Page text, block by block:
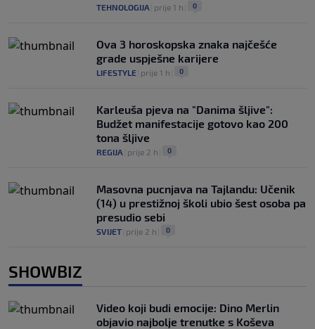
TEHNOLOGIJA prije 1 h 0
Ova 3 horoskopska znaka najčešće
grade uspješne karijere
LIFESTYLE prije 1 h 0
Karleuša pjeva na "Danima šljive":
Budžet manifestacije gotovo kao 200
tona šljive
REGIJA prije 2 h 0
Masovna pucnjava na Tajlandu: Učenik
(14) u prestižnoj školi ubio šest osoba pa
presudio sebi
SVIJET prije 2 h 0
SHOWBIZ
Video koji budi emocije: Dino Merlin
objavio najbolje trenutke s Koševa